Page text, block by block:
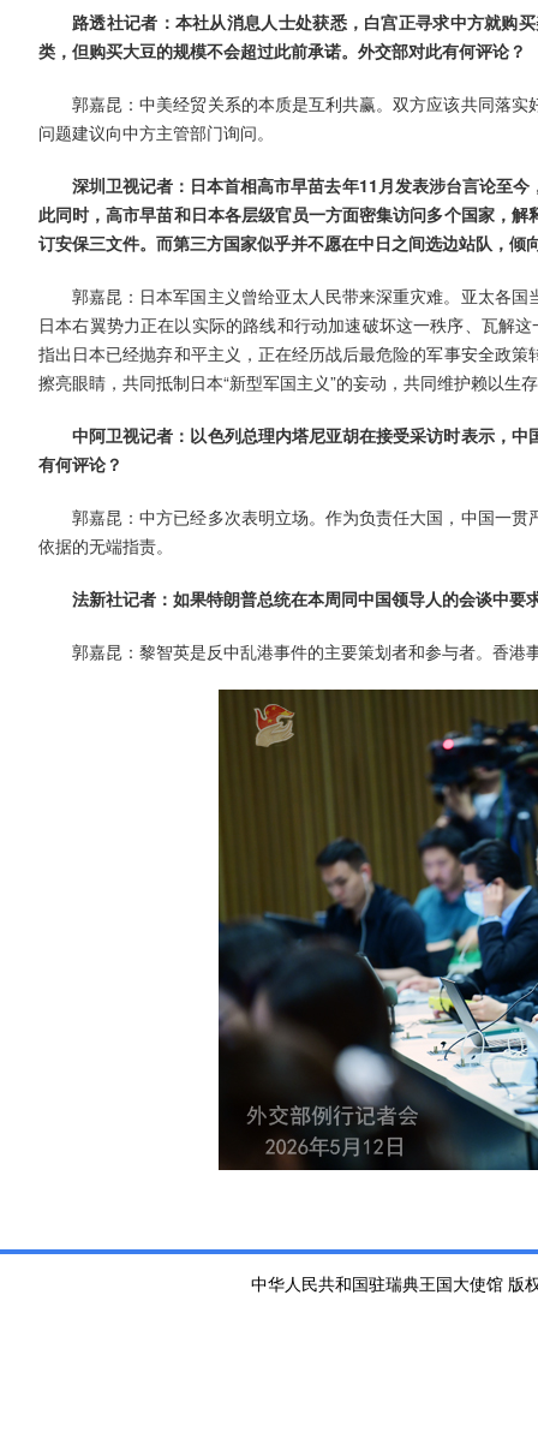
路透社记者：本社从消息人士处获悉，白宫正寻求中方就购
类，但购买大豆的规模不会超过此前承诺。外交部对此有何评论？
郭嘉昆：中美经贸关系的本质是互利共赢。双方应该共同落
问题建议向中方主管部门询问。
深圳卫视记者：日本首相高市早苗去年11月发表涉台言论至
此同时，高市早苗和日本各层级官员一方面密集访问多个国家，
订安保三文件。而第三方国家似乎并不愿在中日之间选边站队，
郭嘉昆：日本军国主义曾给亚太人民带来深重灾难。亚太各
日本右翼势力正在以实际的路线和行动加速破坏这一秩序、瓦解
指出日本已经抛弃和平主义，正在经历战后最危险的军事安全政
擦亮眼睛，共同抵制日本“新型军国主义”的妄动，共同维护赖以生
中阿卫视记者：以色列总理内塔尼亚胡在接受采访时表示，
有何评论？
郭嘉昆：中方已经多次表明立场。作为负责任大国，中国一
依据的无端指责。
法新社记者：如果特朗普总统在本周同中国领导人的会谈中要
郭嘉昆：黎智英是反中乱港事件的主要策划者和参与者。香
中华人民共和国驻瑞典王国大使馆 版